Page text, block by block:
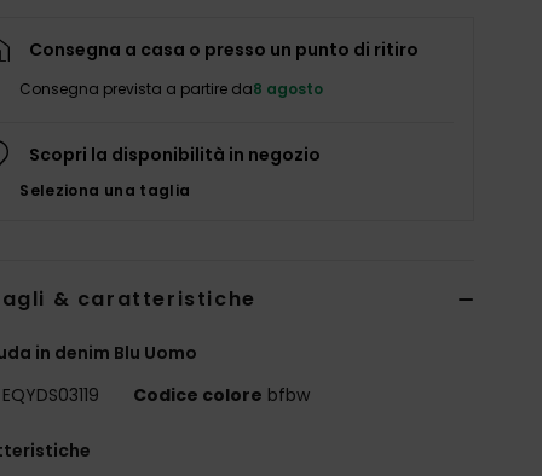
Consegna a casa o presso un punto di ritiro
Consegna prevista a partire da8 agosto
Scopri la disponibilità in negozio
Seleziona una taglia
& caratteristiche
in denim Blu Uomo
EQYDS03119 Codice colore bfbw